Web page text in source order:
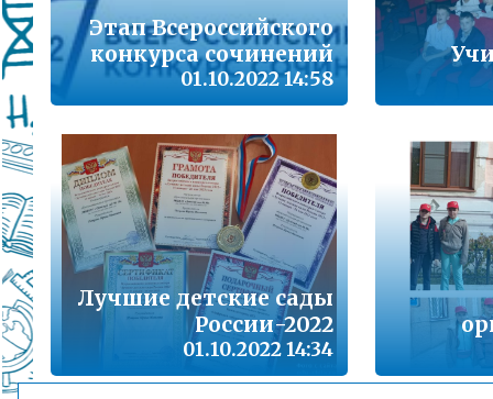
ВАШ РЕБЁНОК ИДЁТ В ДЕТСКИЙ САД
Подробнее...
Детский телефон доверия
Подробнее...
«Горячая линия» для сообщения
находящихся в социально опасной
Подробнее...
Телефон горячей линии по вопросам
проведения государственной итоговой
образовательным программам основного
образования и среднего общего
Этап Всероссийского
конкурса сочинений
01.10.2022 14:58
Лучшие детские сады
России-2022
01.10.2022 14:34